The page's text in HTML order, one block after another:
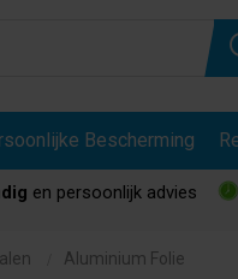
Bescherming
en persoonlijk advies
Aluminium Folie